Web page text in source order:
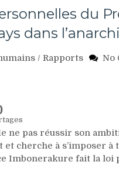
du
dans
/ Rapports No
pas réussir son
cherche à s’imposer
Imbonerakure fait la loi